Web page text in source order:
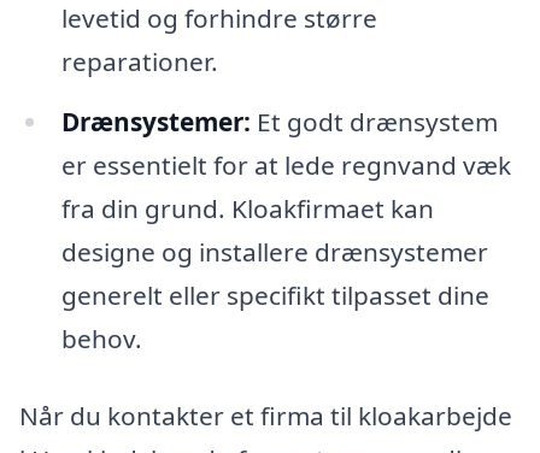
levetid og forhindre større
reparationer.
Drænsystemer: Et godt drænsystem
er essentielt for at lede regnvand væk
fra din grund. Kloakfirmaet kan
designe og installere drænsystemer
generelt eller specifikt tilpasset dine
behov.
Når du kontakter et firma til kloakarbejde